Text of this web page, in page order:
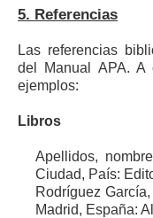
5. Referencias
Las referencias
del Manual APA. A
ejemplos:
Libros
Apellidos,
Ciudad, País:
Rodríguez
Madrid, España: